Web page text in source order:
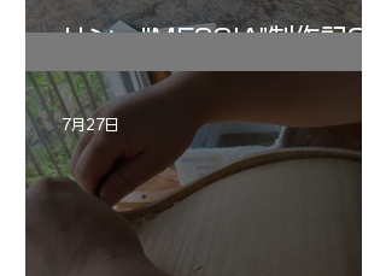
リン ”MESSIA"制作記33
7月27日